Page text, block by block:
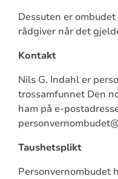
Dessuten er
rådgiver når det
Kontakt
Nils G. Indahl er
trossamfunnet Den
ham på e-
Taushetsplikt
Personvernombudet